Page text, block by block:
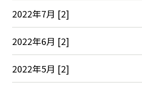
2022年7月 [2]
2022年6月 [2]
2022年5月 [2]